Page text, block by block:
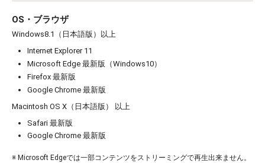
お買い物を続ける
OS・ブラウザ
Windows8.1（日本語版）以上
Internet Explorer 11
Microsoft Edge 最新版（Windows10）
Firefox 最新版
Google Chrome 最新版
Macintosh OS X（日本語版） 以上
Safari 最新版
Google Chrome 最新版
※ Microsoft Edgeでは一部コンテンツをストリーミングで再生出来ません。